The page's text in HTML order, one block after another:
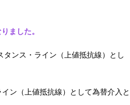
ました。
ンス・ライン（上値抵抗線）とし
ン（上値抵抗線）として為替介入と